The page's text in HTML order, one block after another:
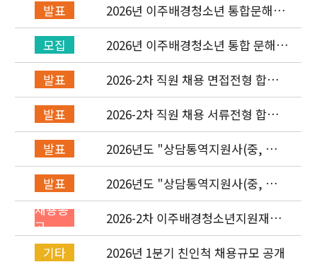
발표
2026년 이주배경청소년 통합문해력
교육지원사업 수행기관 선정 결과 발
표
모집
2026년 이주배경청소년 통합 문해력
교육지원 사업 위탁기관 신청 공고
발표
2026-2차 직원 채용 면접전형 합격
자 발표 및 적격심사 안내
발표
2026-2차 직원 채용 서류전형 합격
자 발표 및 면접전형 안내
발표
2026년도 "상담통역지원사(중, 베,
러, 몽)" 면접심사 합격자 발표
발표
2026년도 "상담통역지원사(중, 베,
러, 몽)" 서류심사 합격자 발표
채용공
고
2026-2차 이주배경청소년지원재단
직원(기획운영실/사업운영부/개발
협력부) 채용공고 (~4/26)
기타 2026년 1분기 친인척 채용규모 공개